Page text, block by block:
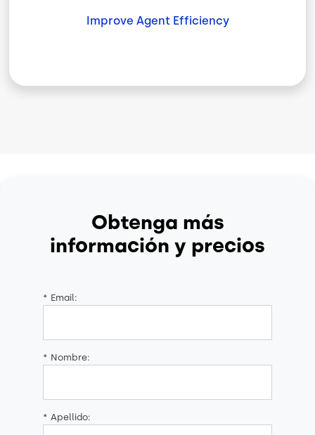
Improve Agent Efficiency
Obtenga más
información y precios
* Email:
* Nombre:
* Apellido: